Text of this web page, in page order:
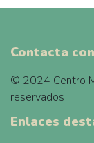
Contacta
© 2024 Centro
reservados
Enlaces